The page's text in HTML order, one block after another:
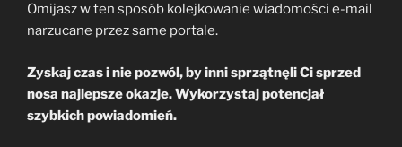
Omijasz w ten sposób kolejkowanie wiadomości e-mail
narzucane przez same portale.
Zyskaj czas i nie pozwól, by inni sprzątnęli Ci sprzed
nosa najlepsze okazje. Wykorzystaj potencjał
szybkich powiadomień.